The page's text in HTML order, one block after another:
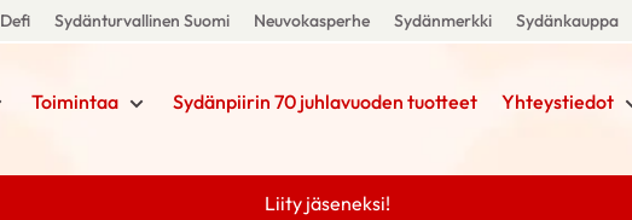
Defi Sydänturvallinen Suomi Neuvokasperhe Sydänmerkki Sydänkauppa
Toimintaa Sydänpiirin 70 juhlavuoden tuotteet Yhteystiedot
Liity jäseneksi!